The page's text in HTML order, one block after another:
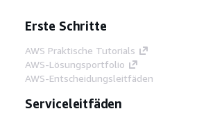
Erste Schritte
AWS Praktische Tutorials
AWS-Lösungsportfolio
AWS-Entscheidungsleitfäden
Serviceleitfäden